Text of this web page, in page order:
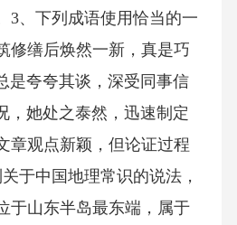
3、下列成语使用恰当的一
修缮后焕然一新，真是巧
是夸夸其谈，深受同事信
，她处之泰然，迅速制定
章观点新颖，但论证过程
于中国地理常识的说法，
于山东半岛最东端，属于